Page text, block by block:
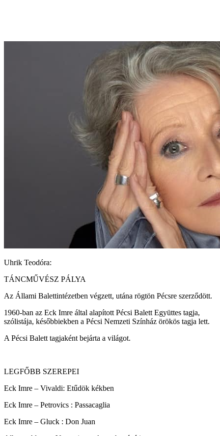
Uhrik Teodóra:
TÁNCMŰVÉSZ PÁLYA
Az Állami Balettintézetben végzett, utána rögtön Pécsre szerződött.
1960-ban az Eck Imre által alapított Pécsi Balett Együttes tagja,
szólistája, későbbiekben a Pécsi Nemzeti Színház örökös tagja lett.
A Pécsi Balett tagjaként bejárta a világot.
LEGFŐBB SZEREPEI
Eck Imre – Vivaldi: Etűdök kékben
Eck Imre – Petrovics : Passacaglia
Eck Imre – Gluck : Don Juan